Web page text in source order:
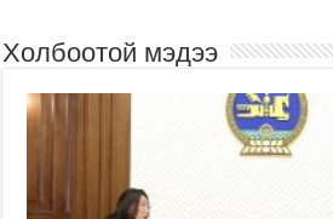
Холбоотой мэдээ